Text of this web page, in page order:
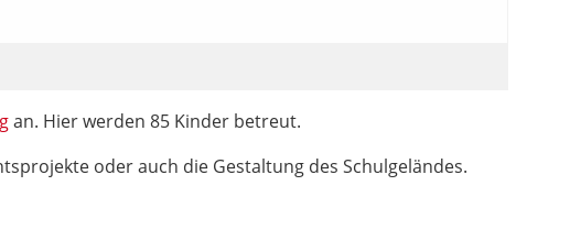
an. Hier werden 85 Kinder betreut.
oder auch die Gestaltung des Schulgeländes.